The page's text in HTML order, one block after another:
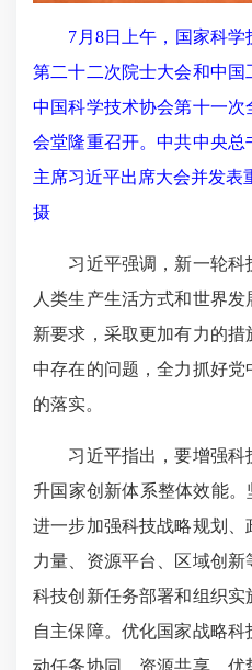
7月8日上午，国家科
第二十二次院士大会和中国
中国科学技术协会第十一
会堂隆重召开。中共中央
主席习近平出席大会并发表
摄
习近平强调，新一轮科
人类生产生活方式和世界
新要求，采取更加有力的
中存在的问题，全力抓好
的落实。
习近平指出，要增强科
升国家创新体系整体效能。
进一步加强科技战略规划
力量、资源平台、区域创
科技创新任务部署和组织
自主保障。优化国家战略